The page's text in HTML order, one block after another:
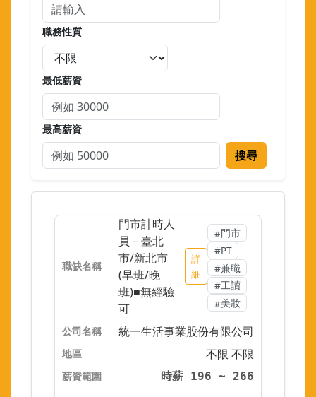
職務性質
最低薪資
最高薪資
搜尋
門市計時人
員－臺北
市/新北市
(早班/晚
班)■無經驗
可
詳
細
#門市
#PT
#兼職
#工讀
#美妝
統一生活事業股份有限公司
不限 不限
時薪 196 ~ 266